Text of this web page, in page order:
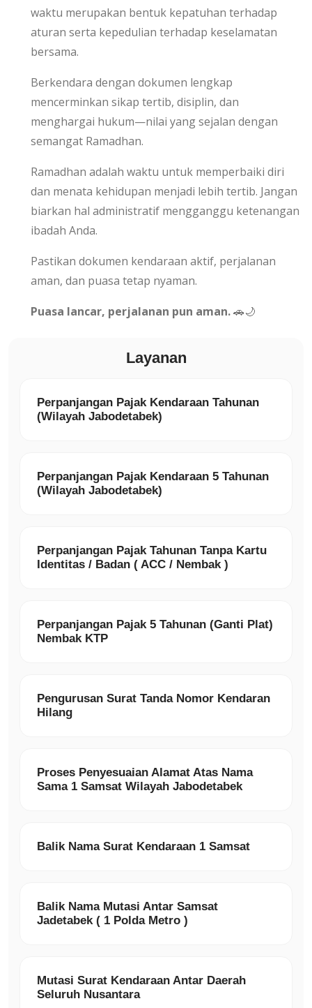
waktu merupakan bentuk kepatuhan terhadap
aturan serta kepedulian terhadap keselamatan
bersama.
Berkendara dengan dokumen lengkap
mencerminkan sikap tertib, disiplin, dan
menghargai hukum—nilai yang sejalan dengan
semangat Ramadhan.
Ramadhan adalah waktu untuk memperbaiki diri
dan menata kehidupan menjadi lebih tertib. Jangan
biarkan hal administratif mengganggu ketenangan
ibadah Anda.
Pastikan dokumen kendaraan aktif, perjalanan
aman, dan puasa tetap nyaman.
Puasa lancar, perjalanan pun aman.🚗🌙
Layanan
Perpanjangan Pajak Kendaraan Tahunan
(Wilayah Jabodetabek)
Perpanjangan Pajak Kendaraan 5 Tahunan
(Wilayah Jabodetabek)
Perpanjangan Pajak Tahunan Tanpa Kartu
Identitas / Badan ( ACC / Nembak )
Perpanjangan Pajak 5 Tahunan (Ganti Plat)
Nembak KTP
Pengurusan Surat Tanda Nomor Kendaran
Hilang
Proses Penyesuaian Alamat Atas Nama
Sama 1 Samsat Wilayah Jabodetabek
Balik Nama Surat Kendaraan 1 Samsat
Balik Nama Mutasi Antar Samsat
Jadetabek ( 1 Polda Metro )
Mutasi Surat Kendaraan Antar Daerah
Seluruh Nusantara